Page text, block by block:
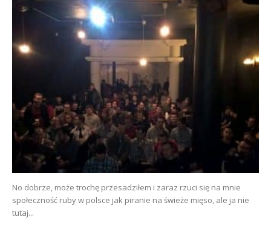
No dobrze, może trochę przesadziłem i zaraz rzuci się na mnie
społeczność ruby w polsce jak piranie na świeże mięso, ale ja nie
tutaj...